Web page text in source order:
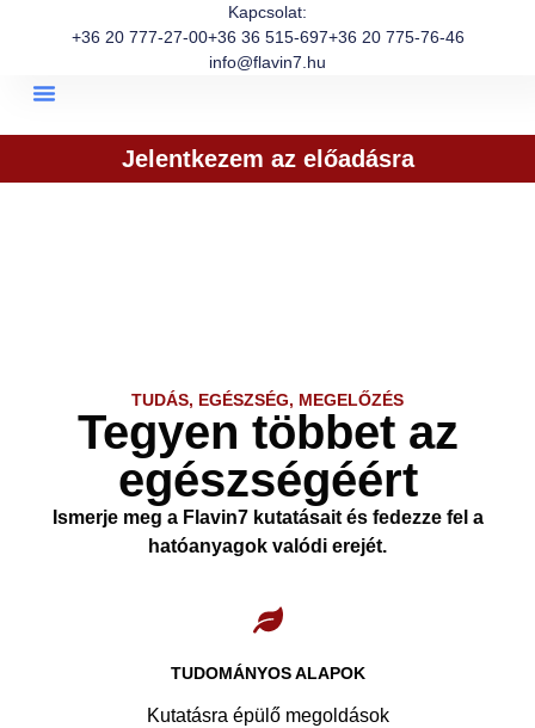
Kapcsolat:
+36 20 777-27-00+36 36 515-697+36 20 775-76-46
info@flavin7.hu
Jelentkezem az előadásra
TUDÁS, EGÉSZSÉG, MEGELŐZÉS
Tegyen többet az
egészségéért
Ismerje meg a Flavin7 kutatásait és fedezze fel a
hatóanyagok valódi erejét.
TUDOMÁNYOS ALAPOK
Kutatásra épülő megoldások